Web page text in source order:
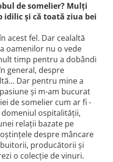
de somelier? Mulți
idilic și că toată ziua bei
acest fel. Dar cealaltă
oamenilor nu o vede
timp pentru a dobândi
general, despre
Dar pentru mine a
și m-am bucurat
de somelier cum ar fi -
ospitalității,
relații bazate pe
despre mâncare
producătorii și
o colecție de vinuri.